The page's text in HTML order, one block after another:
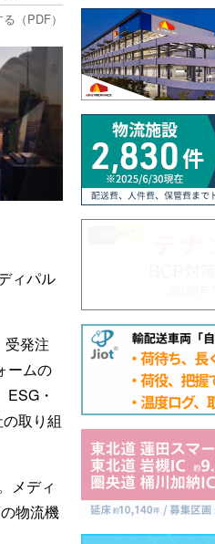
（PDF）
ィパル
受発注
ームの
・
取り組
メディ
物流機